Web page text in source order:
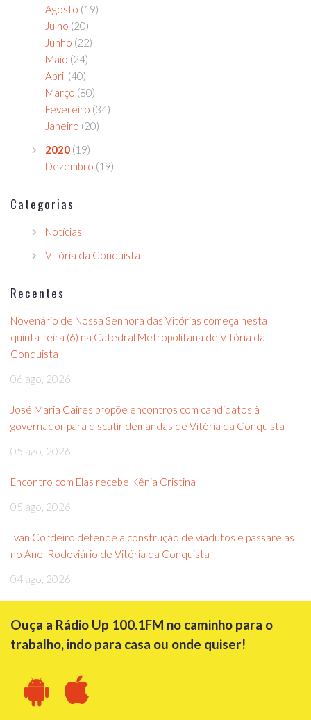
Agosto (19)
Julho (20)
Junho (22)
Maio (24)
Abril (40)
Março (80)
Fevereiro (34)
Janeiro (20)
2020 (19)
Dezembro (19)
Categorias
Notícias
Vitória da Conquista
Recentes
Novenário de Nossa Senhora das Vitórias começa nesta
quinta-feira (6) na Catedral Metropolitana de Vitória da
Conquista
06 ago, 2026
José Maria Caires propõe encontros com candidatos à
governador para discutir demandas de Vitória da Conquista
05 ago, 2026
Encontro com Elas recebe Kênia Cristina
05 ago, 2026
Ivan Cordeiro defende a construção de viadutos e passarelas
no Anel Rodoviário de Vitória da Conquista
04 ago, 2026
Ouça a Rádio Up 100.1FM no caminho para o
trabalho, indo para casa ou onde quiser!